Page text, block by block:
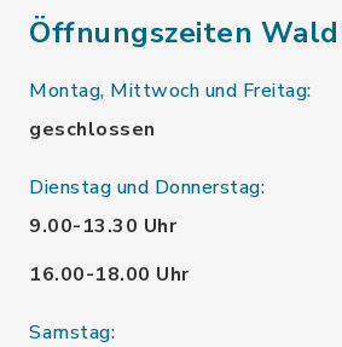
Öffnungszeiten
Montag, Mittwoch und Freitag:
geschlossen
Dienstag und Donnerstag:
9.00-13.30 Uhr
16.00-18.00 Uhr
Samstag: